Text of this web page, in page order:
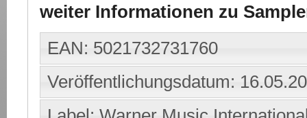
weiter Informationen zu
EAN: 5021732731760
Veröffentlichungsdatum: